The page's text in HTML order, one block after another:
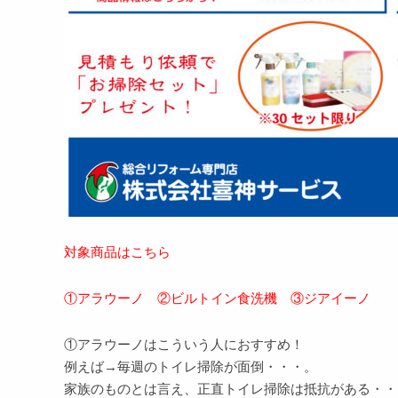
対象商品はこちら
①アラウーノ ②ビルトイン食洗機 ③ジアイーノ
①アラウーノはこういう人におすすめ！
例えば→毎週のトイレ掃除が面倒・・・。
家族のものとは言え、正直トイレ掃除は抵抗がある・